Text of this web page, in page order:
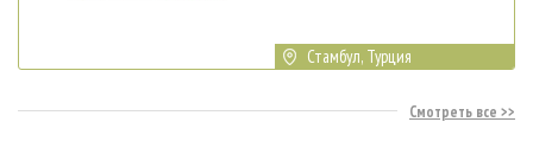
Стамбул, Турция
Смотреть все